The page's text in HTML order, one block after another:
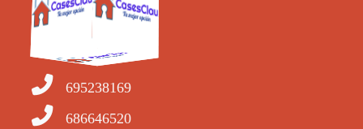
695238169
686646520